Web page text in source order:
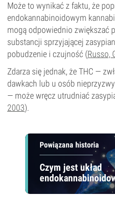
Może to wynikać z faktu, że
endokannabinoidowym
mogą odpowiednio zwiększać
substancji sprzyjającej
pobudzenie i czujność (Russo,
Zdarza się jednak, że THC —
dawkach lub u osób
— może wręcz utrudniać
2003).
Powiązana historia
Czym jest układ